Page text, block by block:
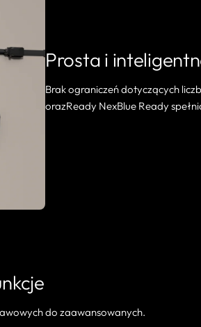
Prosta i
Brak ograniczeń dotyczących
orazReady NexBlue Ready
do zaawansowanych.